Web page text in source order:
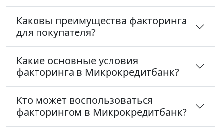
Каковы преимущества факторинга
для покупателя?
Какие основные условия
факторинга в Микрокредитбанк?
Кто может воспользоваться
факторингом в Микрокредитбанк?